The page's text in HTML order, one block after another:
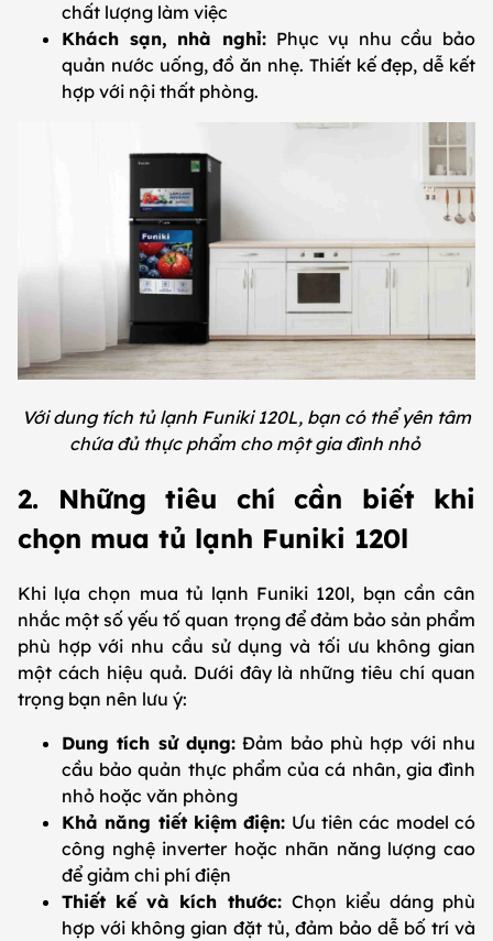
chất lượng làm việc
Khách sạn, nhà nghỉ:Phục vụ nhu cầu bảo
quản nước uống, đồ ăn nhẹ. Thiết kế đẹp, dễ kết
hợp với nội thất phòng.
Với dung tích tủ lạnh Funiki 120L, bạn có thể yên tâm
chứa đủ thực phẩm cho một gia đình nhỏ
2. Những tiêu chí cần biết khi
chọn mua tủ lạnh Funiki 120l
Khi lựa chọn mua tủ lạnh Funiki 120l, bạn cần cân
nhắc một số yếu tố quan trọng để đảm bảo sản phẩm
phù hợp với nhu cầu sử dụng và tối ưu không gian
một cách hiệu quả. Dưới đây là những tiêu chí quan
trọng bạn nên lưu ý:
Dung tích sử dụng: Đảm bảo phù hợp với nhu
cầu bảo quản thực phẩm của cá nhân, gia đình
nhỏ hoặc văn phòng
Khả năng tiết kiệm điện: Ưu tiên các model có
công nghệ inverter hoặc nhãn năng lượng cao
để giảm chi phí điện
Thiết kế và kích thước: Chọn kiểu dáng phù
hợp với không gian đặt tủ, đảm bảo dễ bố trí và